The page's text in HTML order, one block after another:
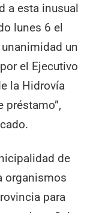
a esta inusual
lunes 6 el
un
el Ejecutivo
la Hidrovía
préstamo”,
de
organismos
para